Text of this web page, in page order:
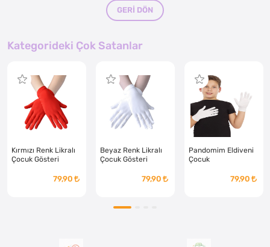
GERI DÖN
Kategorideki Çok Satanlar
Kırmızı Renk Likralı
Çocuk Gösteri
79,90
Beyaz Renk Likralı
Çocuk Gösteri
79,90
Pandomim Eldiveni
Çocuk
79,90